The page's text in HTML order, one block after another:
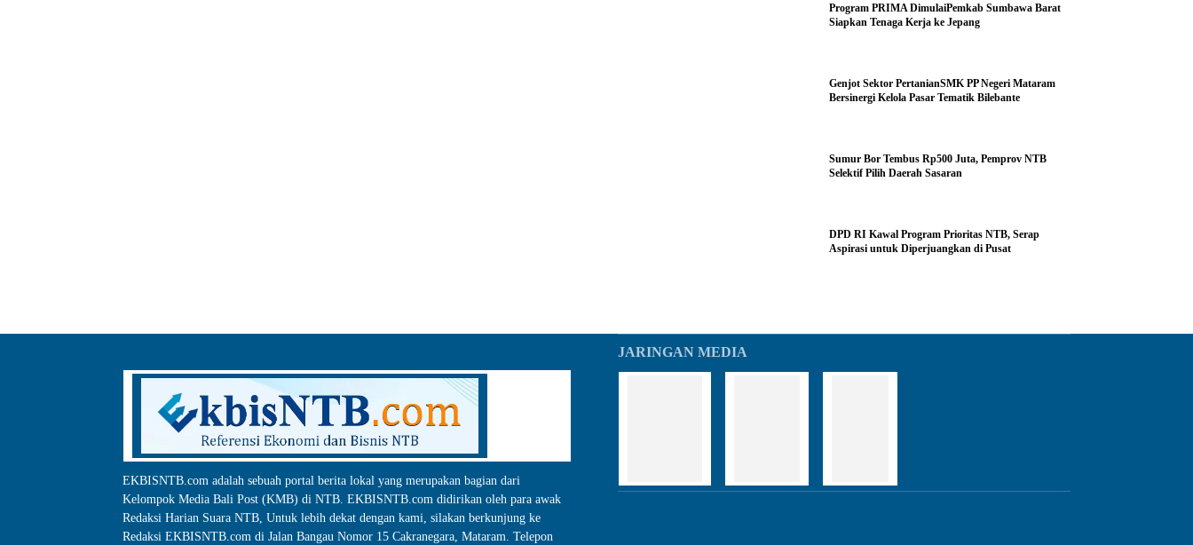
Program PRIMA DimulaiPemkab Sumbawa Barat
Siapkan Tenaga Kerja ke Jepang
Genjot Sektor PertanianSMK PP Negeri Mataram
Bersinergi Kelola Pasar Tematik Bilebante
Sumur Bor Tembus Rp500 Juta, Pemprov NTB
Selektif Pilih Daerah Sasaran
DPD RI Kawal Program Prioritas NTB, Serap
Aspirasi untuk Diperjuangkan di Pusat
EKBISNTB.com adalah sebuah portal berita lokal yang merupakan bagian dari
Kelompok Media Bali Post (KMB) di NTB. EKBISNTB.com didirikan oleh para awak
Redaksi Harian Suara NTB, Untuk lebih dekat dengan kami, silakan berkunjung ke
Redaksi EKBISNTB.com di Jalan Bangau Nomor 15 Cakranegara, Mataram. Telepon
JARINGAN MEDIA